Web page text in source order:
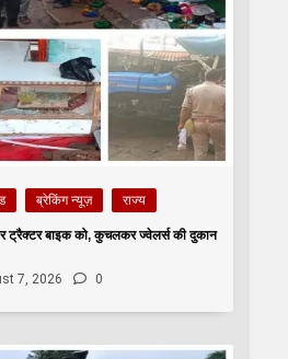
ब्रेकिंग न्यूज़ राज्य
ट्रैक्टर बाइक को, कुचलकर ज्वेलर्स की दुकान
7, 2026 0